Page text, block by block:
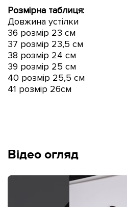
Розмірна таблиця:
Довжина устілки
36 розмір 23 см
37 розмір 23,5 см
38 розмір 24 см
39 розмір 25 см
40 розмір 25,5 см
41 розмір 26см
Відео огляд